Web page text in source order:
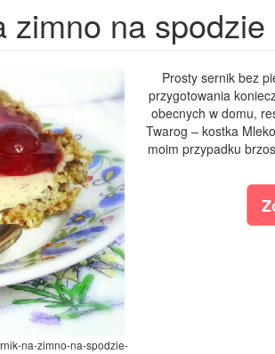
zimno na spodzie
na-zimno-na-spodzie-
Prosty sernik bez
przygotowania
obecnych w domu,
Twarog – kostka
moim przypadku